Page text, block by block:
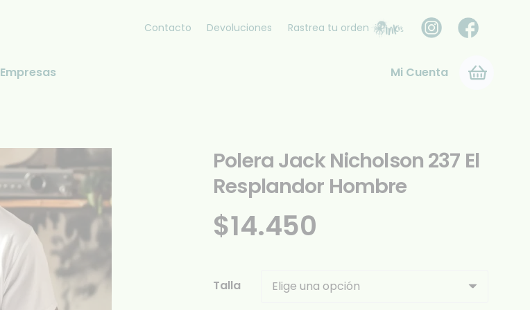
Contacto Devoluciones Rastrea tu orden
Empresas Mi Cuenta
Polera Jack Nicholson 237 El
Resplandor Hombre
$14.450
Talla